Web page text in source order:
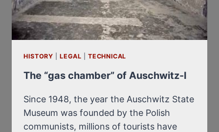
HISTORY |LEGAL |TECHNICAL
The “gas chamber” of Auschwitz-I
Since 1948, the year the Auschwitz State
Museum was founded by the Polish
communists, millions of tourists have